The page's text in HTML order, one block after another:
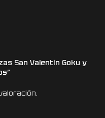
San Valentín Goku y